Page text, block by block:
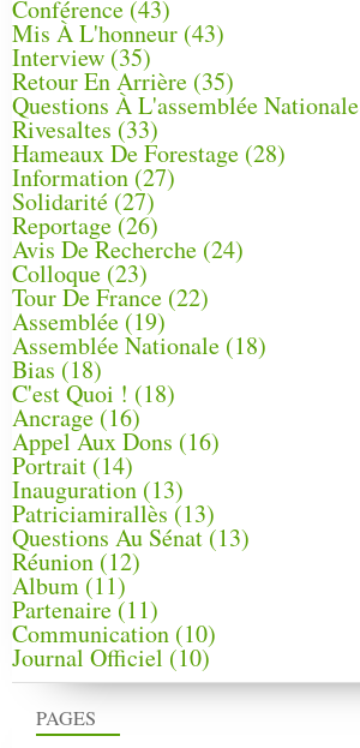
PAGES
Conférence(43)
Mis À L'honneur (43)
Interview (35)
Retour En Arrière (35)
Questions À L'assemblée Nationale
Rivesaltes (33)
Hameaux De Forestage (28)
Information (27)
Solidarité (27)
Reportage (26)
Avis De Recherche (24)
Colloque (23)
Tour De France (22)
Assemblée (19)
Assemblée Nationale (18)
Bias (18)
C'est Quoi ! (18)
Ancrage (16)
Appel Aux Dons (16)
Portrait (14)
Inauguration (13)
Patriciamirallès (13)
Questions Au Sénat(13)
Réunion (12)
Album (11)
Partenaire(11)
Communication (10)
Journal Officiel (10)